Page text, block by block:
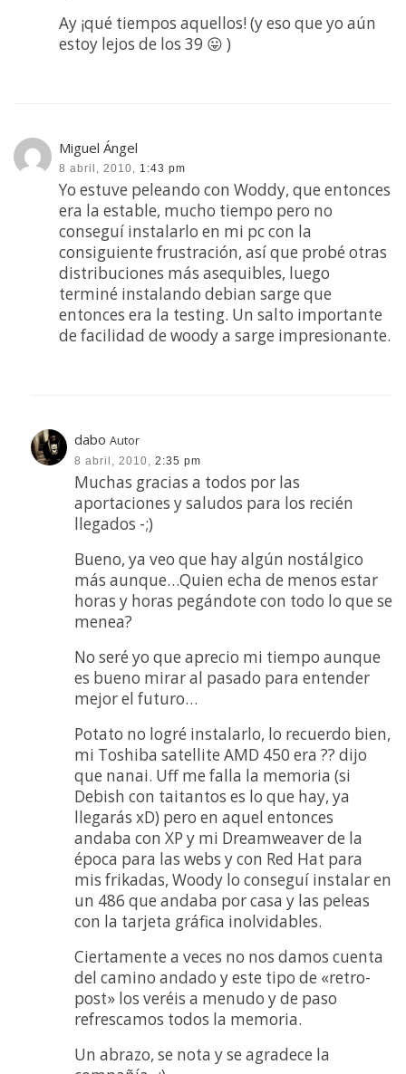
Ay ¡qué tiempos aquellos! (y eso que yo aún
estoy lejos de los 39 😛 )
Miguel Ángel
8 abril, 2010, 1:43 pm
Yo estuve peleando con Woddy, que entonces
era la estable, mucho tiempo pero no
conseguí instalarlo en mi pc con la
consiguiente frustración, así que probé otras
distribuciones más asequibles, luego
terminé instalando debian sarge que
entonces era la testing. Un salto importante
de facilidad de woody a sarge impresionante.
dabo Autor
8 abril, 2010, 2:35 pm
Muchas gracias a todos por las
aportaciones y saludos para los recién
llegados -;)
Bueno, ya veo que hay algún nostálgico
más aunque…Quien echa de menos estar
horas y horas pegándote con todo lo que se
menea?
No seré yo que aprecio mi tiempo aunque
es bueno mirar al pasado para entender
mejor el futuro…
Potato no logré instalarlo, lo recuerdo bien,
mi Toshiba satellite AMD 450 era ?? dijo
que nanai. Uff me falla la memoria (si
Debish con taitantos es lo que hay, ya
llegarás xD) pero en aquel entonces
andaba con XP y mi Dreamweaver de la
época para las webs y con Red Hat para
mis frikadas, Woody lo conseguí instalar en
un 486 que andaba por casa y las peleas
con la tarjeta gráfica inolvidables.
Ciertamente a veces no nos damos cuenta
del camino andado y este tipo de «retro-
post» los veréis a menudo y de paso
refrescamos todos la memoria.
Un abrazo, se nota y se agradece la